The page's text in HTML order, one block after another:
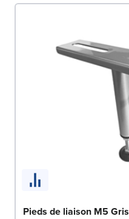
Pieds de liaison M5 Gris